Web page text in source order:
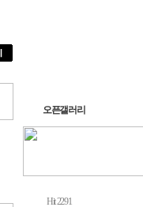
오픈갤러리
Hit 2291